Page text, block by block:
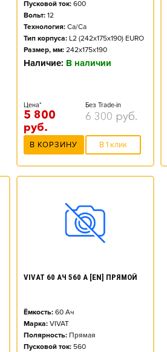
Пусковой ток: 600
Вольт: 12
Технология: Ca/Ca
Тип корпуса: L2 (242x175x190) EURO
Размер, мм: 242x175x190
Наличие: В наличии
Цена*
5 800
руб.
Без Trade-in
6 300 руб.
В КОРЗИНУ В 1 клик
VIVAT 60 АЧ 560 А [EN] ПРЯМОЙ
Ёмкость: 60Ач
Марка: VIVAT
Полярность: Прямая
Пусковой ток: 560